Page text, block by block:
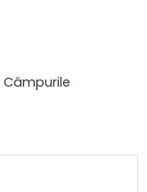
Câmpurile